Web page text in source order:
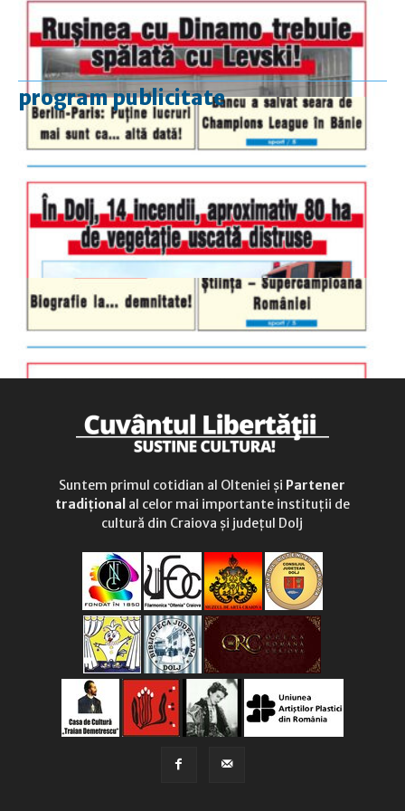
program publicitate
luni-vineri
9.00 - 17.00
duminică
9.00 - 12.00
Suntem primul cotidian al Olteniei și Partener
tradițional al celor mai importante instituții de
cultură din Craiova și județul Dolj